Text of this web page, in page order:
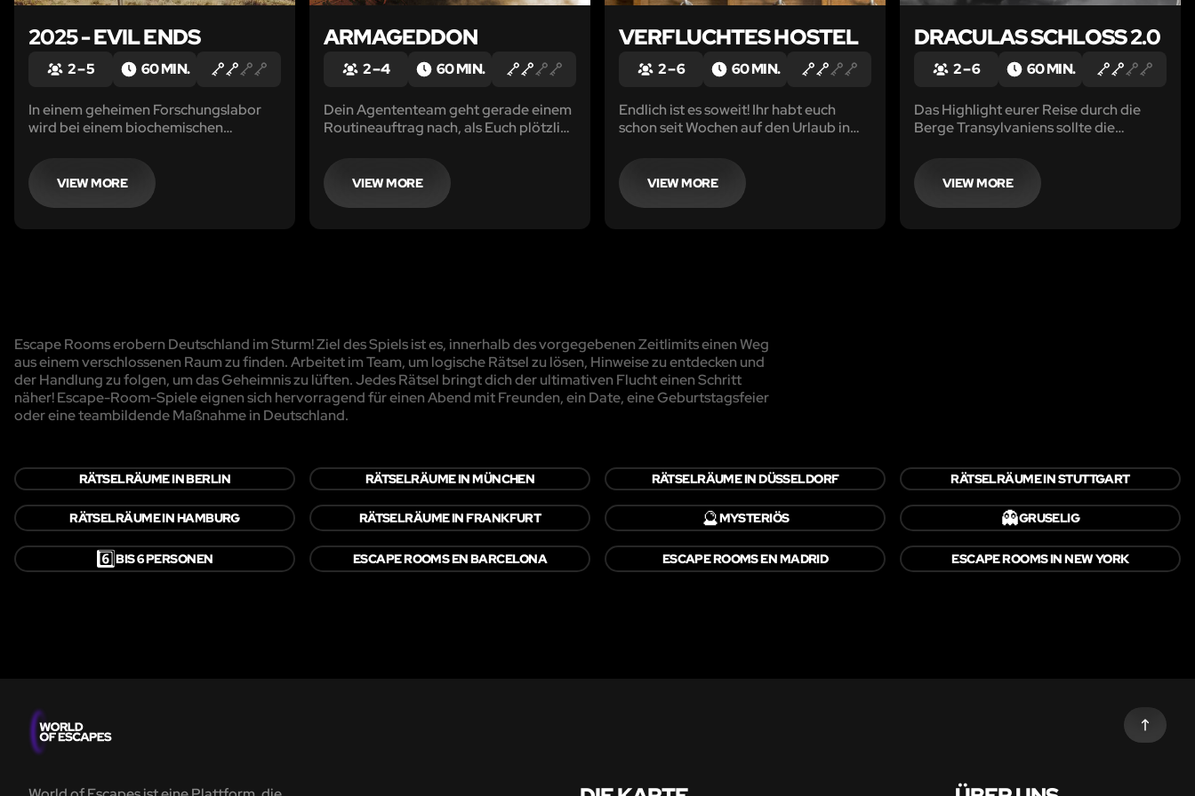
2025 - EVIL ENDS
2 – 5 60 MIN.
In einem geheimen Forschungslabor
wird bei einem biochemischen
freigesetzt. Um die Verbreitung
aufzuhalten, wagt sich ein
Spezialkommando der Unit
VIEW MORE
ARMAGEDDON
2 – 4 60 MIN.
Dein Agententeam geht gerade einem
Routineauftrag nach, als Euch plötzlich
persönlich erreicht...
VIEW MORE
VERFLUCHTES HOSTEL
2 – 6 60 MIN.
Endlich ist es soweit! Ihr habt euch
schon seit Wochen auf den Urlaub in
Maggie gefreut.
VIEW MORE
DRACULAS SCHLOSS 2.0
2 – 6 60 MIN.
Das Highlight eurer Reise durch die
Berge Transylvaniens sollte die
Dracula sein. Leider ist die Führung
alles andere als spannend.
VIEW MORE
Escape Rooms erobern Deutschland im Sturm! Ziel des Spiels ist es, innerhalb des vorgegebenen Zeitlimits einen Weg
aus einem verschlossenen Raum zu finden. Arbeitet im Team, um logische Rätsel zu lösen, Hinweise zu entdecken und
der Handlung zu folgen, um das Geheimnis zu lüften. Jedes Rätsel bringt dich der ultimativen Flucht einen Schritt
näher! Escape-Room-Spiele eignen sich hervorragend für einen Abend mit Freunden, ein Date, eine Geburtstagsfeier
oder eine teambildende Maßnahme in Deutschland.
RÄTSELRÄUME IN BERLIN RÄTSELRÄUME IN MÜNCHEN RÄTSELRÄUME IN DÜSSELDORF RÄTSELRÄUME IN STUTTGART
RÄTSELRÄUME IN HAMBURG RÄTSELRÄUME IN FRANKFURT 🔮MYSTERIÖS 👻GRUSELIG
6️⃣BIS 6 PERSONEN ESCAPE ROOMS EN BARCELONA ESCAPE ROOMS EN MADRID ESCAPE ROOMS IN NEW YORK